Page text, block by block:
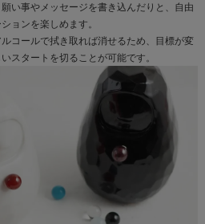
い事やメッセージを書き込んだりと、自由
ョンを楽しめます。
コールで拭き取れば消せるため、目標が変
スタートを切ることが可能です。